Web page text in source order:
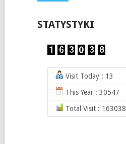
STATYSTYKI
Visit Today : 13
This Year : 30547
Total Visit : 163038